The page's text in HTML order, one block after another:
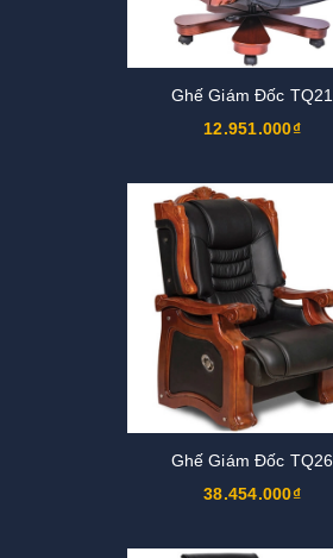
Ghế Giám Đốc TQ21
12.951.000₫
Ghế Giám Đốc TQ26
38.454.000₫